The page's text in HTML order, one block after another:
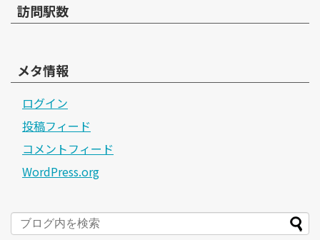
訪問駅数
メタ情報
ログイン
投稿フィード
コメントフィード
WordPress.org